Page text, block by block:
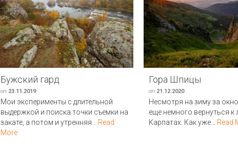
Бужский гард
on 23.11.2019
Мои эксперименты с длительной
выдержкой и поиска точки съемки на
закате, а потом и утренняя... Read
More
Гора Шпицы
on 21.12.2020
Несмотря на зиму за
еще немного вернуться к
Карпатах. Как уже... Read